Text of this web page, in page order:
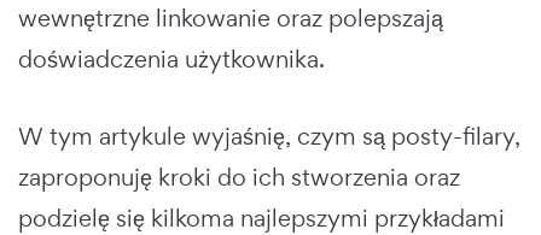
wewnętrzne linkowanie oraz polepszają
doświadczenia użytkownika.
W tym artykule wyjaśnię, czym są posty-filary,
zaproponuję kroki do ich stworzenia oraz
podzielę się kilkoma najlepszymi przykładami